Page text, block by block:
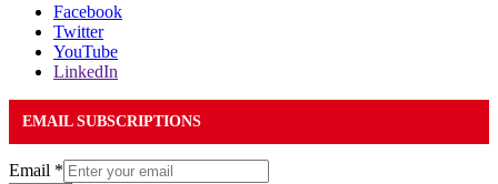
Facebook
Twitter
YouTube
LinkedIn
EMAIL SUBSCRIPTIONS
Email *